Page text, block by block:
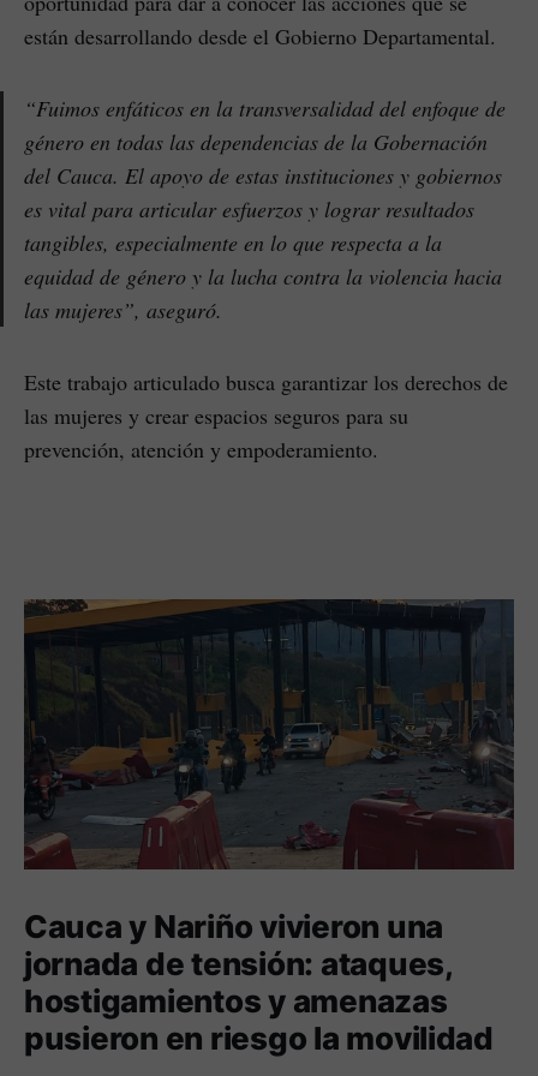
están desarrollando desde el Gobierno Departamental.
“Fuimos enfáticos en la transversalidad del enfoque de
género en todas las dependencias de la Gobernación
del Cauca. El apoyo de estas instituciones y gobiernos
es vital para articular esfuerzos y lograr resultados
tangibles, especialmente en lo que respecta a la
equidad de género y la lucha contra la violencia hacia
las mujeres”, aseguró.
Este trabajo articulado busca garantizar los derechos de
las mujeres y crear espacios seguros para su
prevención, atención y empoderamiento.
Cauca y Nariño vivieron una
jornada de tensión: ataques,
hostigamientos y amenazas
pusieron en riesgo la movilidad